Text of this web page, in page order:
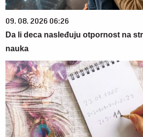
09. 08. 2026 06:26
Da li deca nasleđuju otpornost na
nauka